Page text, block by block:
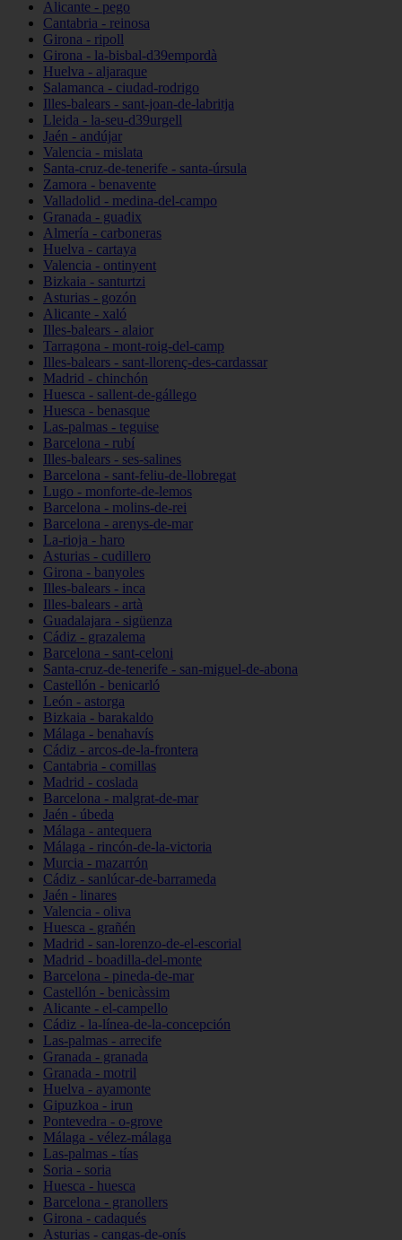
Alicante - pego
Cantabria - reinosa
Girona - ripoll
Girona - la-bisbal-d39empordà
Huelva - aljaraque
Salamanca - ciudad-rodrigo
Illes-balears - sant-joan-de-labritja
Lleida - la-seu-d39urgell
Jaén - andújar
Valencia - mislata
Santa-cruz-de-tenerife - santa-úrsula
Zamora - benavente
Valladolid - medina-del-campo
Granada - guadix
Almería - carboneras
Huelva - cartaya
Valencia - ontinyent
Bizkaia - santurtzi
Asturias - gozón
Alicante - xaló
Illes-balears - alaior
Tarragona - mont-roig-del-camp
Illes-balears - sant-llorenç-des-cardassar
Madrid - chinchón
Huesca - sallent-de-gállego
Huesca - benasque
Las-palmas - teguise
Barcelona - rubí
Illes-balears - ses-salines
Barcelona - sant-feliu-de-llobregat
Lugo - monforte-de-lemos
Barcelona - molins-de-rei
Barcelona - arenys-de-mar
La-rioja - haro
Asturias - cudillero
Girona - banyoles
Illes-balears - inca
Illes-balears - artà
Guadalajara - sigüenza
Cádiz - grazalema
Barcelona - sant-celoni
Santa-cruz-de-tenerife - san-miguel-de-abona
Castellón - benicarló
León - astorga
Bizkaia - barakaldo
Málaga - benahavís
Cádiz - arcos-de-la-frontera
Cantabria - comillas
Madrid - coslada
Barcelona - malgrat-de-mar
Jaén - úbeda
Málaga - antequera
Málaga - rincón-de-la-victoria
Murcia - mazarrón
Cádiz - sanlúcar-de-barrameda
Jaén - linares
Valencia - oliva
Huesca - grañén
Madrid - san-lorenzo-de-el-escorial
Madrid - boadilla-del-monte
Barcelona - pineda-de-mar
Castellón - benicàssim
Alicante - el-campello
Cádiz - la-línea-de-la-concepción
Las-palmas - arrecife
Granada - granada
Granada - motril
Huelva - ayamonte
Gipuzkoa - irun
Pontevedra - o-grove
Málaga - vélez-málaga
Las-palmas - tías
Soria - soria
Huesca - huesca
Barcelona - granollers
Girona - cadaqués
Asturias - cangas-de-onís